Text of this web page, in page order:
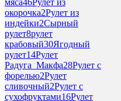
мяса46Рулет из
окорочка2Рулет из
индейки2Сырный
рулет8рулет
крабовый30Ягодный
рулет14Рулет
Радуга_Макфа28Рулет с
форелью2Рулет
сливочный2Рулет с
сухофруктами16Рулет